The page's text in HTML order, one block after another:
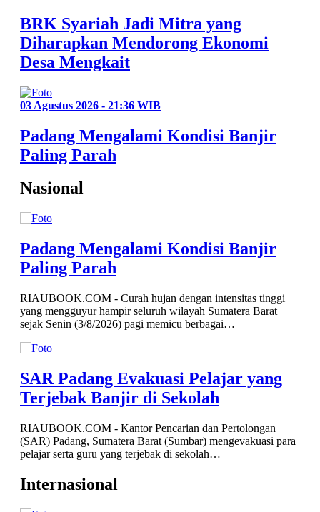
BRK Syariah Jadi Mitra yang
Diharapkan Mendorong Ekonomi
Desa Mengkait
03 Agustus 2026 - 21:36 WIB
Padang Mengalami Kondisi Banjir
Paling Parah
Nasional
Padang Mengalami Kondisi Banjir
Paling Parah
RIAUBOOK.COM - Curah hujan dengan intensitas tinggi
yang mengguyur hampir seluruh wilayah Sumatera Barat
sejak Senin (3/8/2026) pagi memicu berbagai…
Internasional